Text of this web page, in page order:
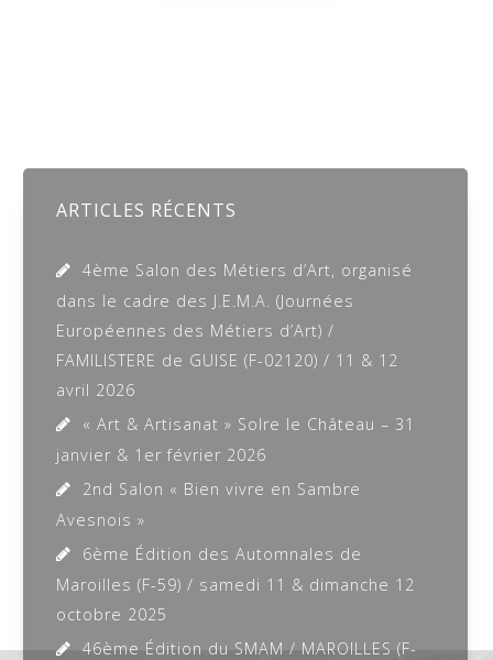
ARTICLES RÉCENTS
4ème Salon des Métiers d’Art, organisé
dans le cadre des J.E.M.A. (Journées
Européennes des Métiers d’Art) /
FAMILISTERE de GUISE (F-02120) / 11 & 12
avril 2026
« Art & Artisanat » Solre le Château – 31
janvier & 1er février 2026
2nd Salon « Bien vivre en Sambre
Avesnois »
6ème Édition des Automnales de
Maroilles (F-59) / samedi 11 & dimanche 12
octobre 2025
46ème Édition du SMAM / MAROILLES (F-